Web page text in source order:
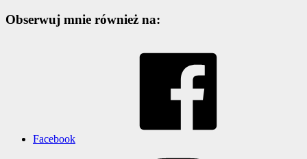
Obserwuj mnie również na:
Facebook